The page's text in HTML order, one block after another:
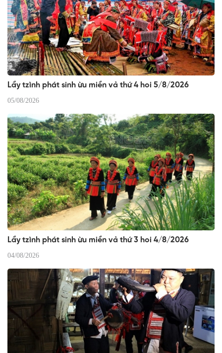
Lầy tzình phát sinh ừu miền vả thứ 4 hoi 5/8/2026
05/08/2026
Lầy tzình phát sinh ừu miền vả thứ 3 hoi 4/8/2026
04/08/2026